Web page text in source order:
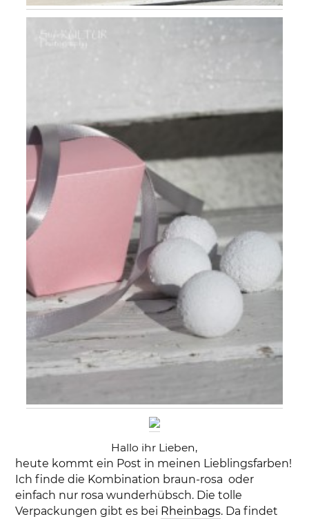
Hallo ihr Lieben,
heute kommt ein Post in meinen Lieblingsfarben!
Ich finde die Kombination braun-rosa oder
einfach nur rosa wunderhübsch. Die tolle
Verpackungen gibt es bei Rheinbags. Da findet